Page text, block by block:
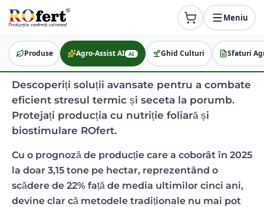
Combaterea stresului
termic la porumb: Soluții
eficiente
Descoperiți soluții avansate pentru a combate
eficient stresul termic și seceta la porumb.
Protejați producția cu nutriție foliară și
biostimulare ROfert.
Cu o prognoză de producție care a coborât în 2025
la doar 3,15 tone pe hectar, reprezentând o
scădere de 22% față de media ultimilor cinci ani,
devine clar că metodele tradiționale nu mai pot
Meniu
Produse Agro-Assist AI AI Ghid Culturi Sfaturi